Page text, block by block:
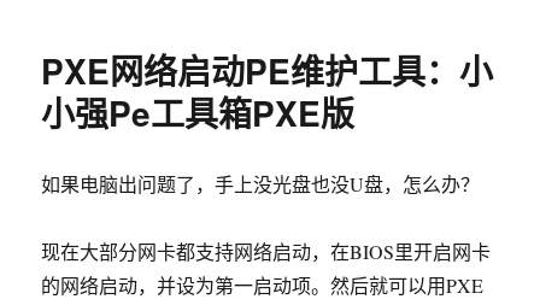
具
PXE网络启动PE维护工具：小
小强Pe工具箱PXE版
如果电脑出问题了，手上没光盘也没U盘，怎么办？
现在大部分网卡都支持网络启动，在BIOS里开启网卡
的网络启动，并设为第一启动项。然后就可以用PXE